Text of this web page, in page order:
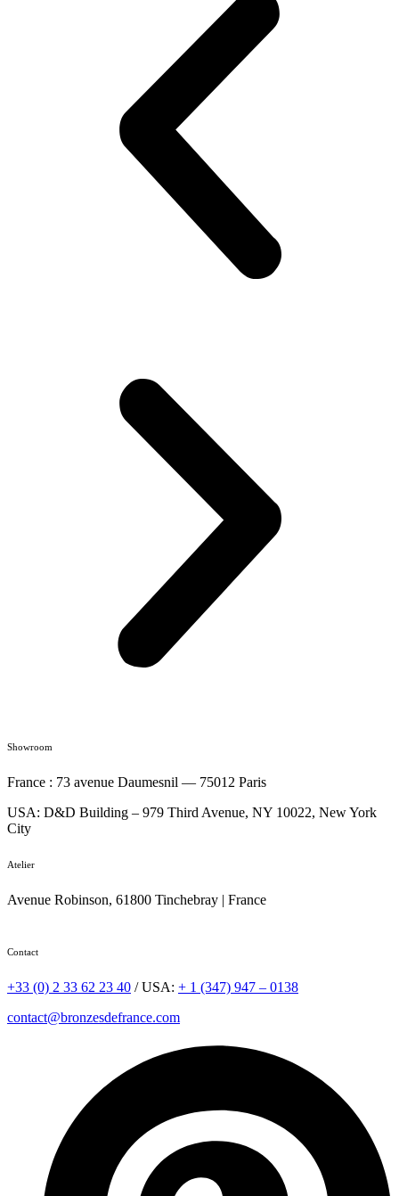
Showroom
France : 73 avenue Daumesnil — 75012 Paris
USA: D&D Building – 979 Third Avenue, NY 10022, New York
City
Atelier
Avenue Robinson, 61800 Tinchebray | France
Contact
+33 (0) 2 33 62 23 40 / USA: + 1 (347) 947 – 0138
contact@bronzesdefrance.com